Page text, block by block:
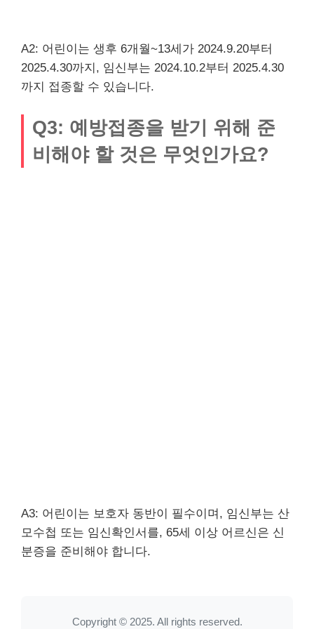
A2: 어린이는 생후 6개월~13세가 2024.9.20부터
2025.4.30까지, 임신부는 2024.10.2부터 2025.4.30
까지 접종할 수 있습니다.
Q3: 예방접종을 받기 위해 준
비해야 할 것은 무엇인가요?
A3: 어린이는 보호자 동반이 필수이며, 임신부는 산
모수첩 또는 임신확인서를, 65세 이상 어르신은 신
분증을 준비해야 합니다.
Copyright © 2025. All rights reserved.